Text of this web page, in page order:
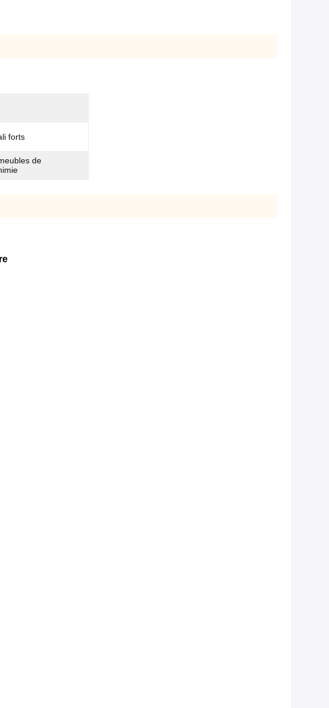
forts
de